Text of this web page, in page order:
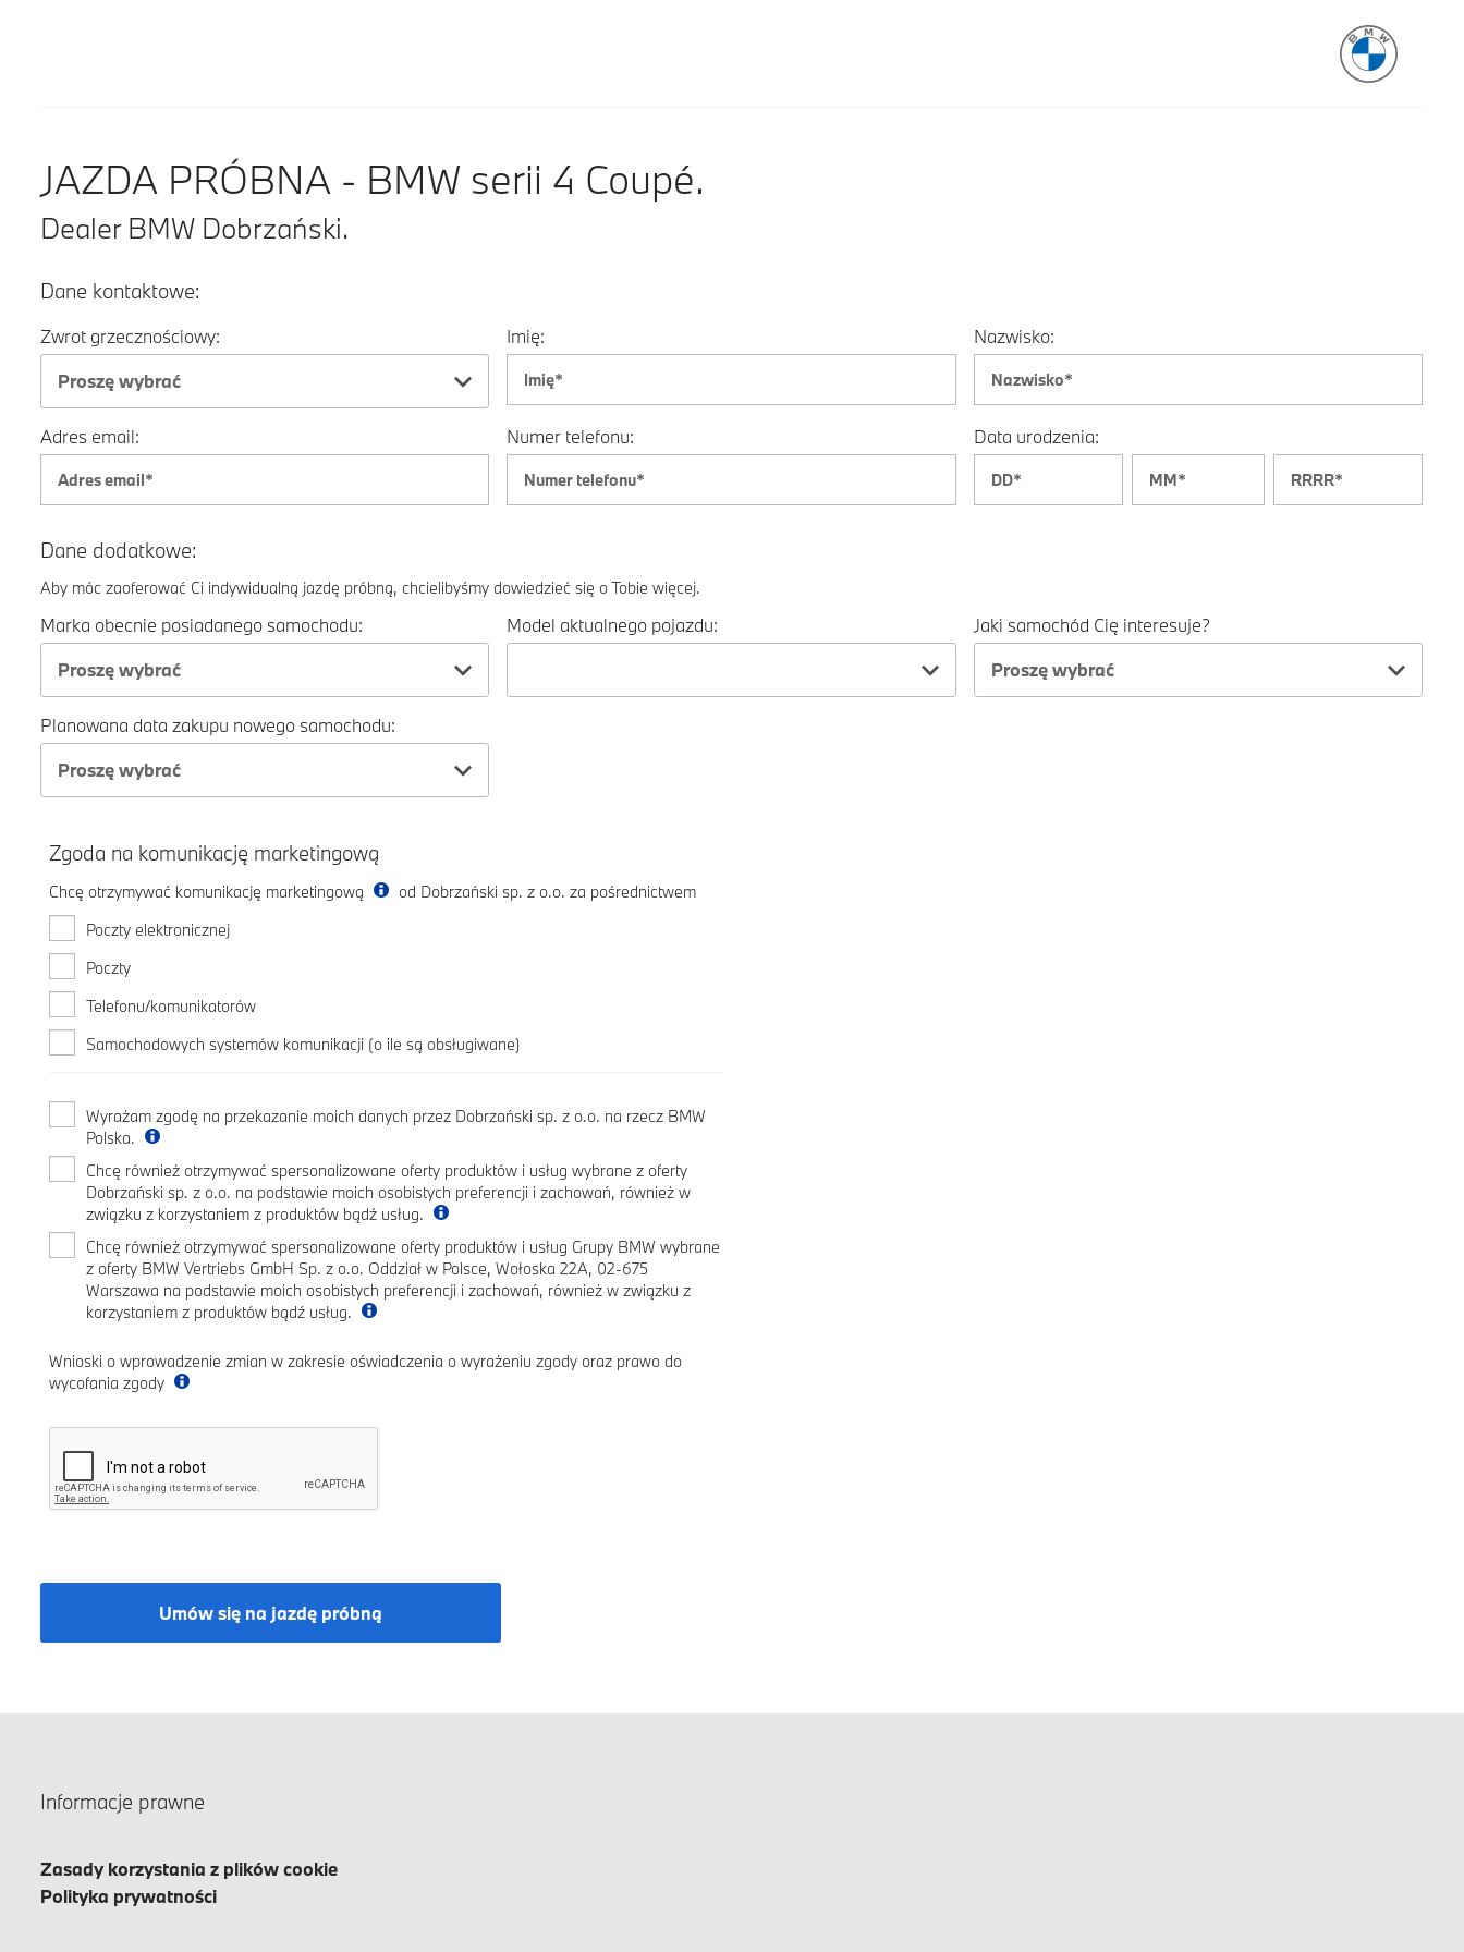
JAZDA PRÓBNA - BMW serii 4 Coupé.
Dealer BMW Dobrzański.
Dane kontaktowe:
Zwrot grzecznościowy:
Proszę wybrać
Imię: Nazwisko:
Adres email: Numer telefonu: Data urodzenia:
Dane dodatkowe:
Aby móc zaoferować Ci indywidualną jazdę próbną, chcielibyśmy dowiedzieć się o Tobie więcej.
Marka obecnie posiadanego samochodu:
Proszę wybrać
Model aktualnego pojazdu:
Jaki samochód Cię interesuje?
Proszę wybrać
Planowana data zakupu nowego samochodu:
Proszę wybrać
Zgoda na komunikację marketingową
Chcę otrzymywać komunikację marketingową
od Dobrzański sp. z o.o. za pośrednictwem
Poczty elektronicznej
Poczty
Telefonu/komunikatorów
Samochodowych systemów komunikacji (o ile są obsługiwane)
Wyrażam zgodę na przekazanie moich danych przez Dobrzański sp. z o.o. na rzecz BMW
Polska.
Chcę również otrzymywać spersonalizowane oferty produktów i usług wybrane z oferty
Dobrzański sp. z o.o. na podstawie moich osobistych preferencji i zachowań, również w
związku z korzystaniem z produktów bądź usług.
Chcę również otrzymywać spersonalizowane oferty produktów i usług Grupy BMW wybrane
z oferty BMW Vertriebs GmbH Sp. z o.o. Oddział w Polsce, Wołoska 22A, 02-675
Warszawa na podstawie moich osobistych preferencji i zachowań, również w związku z
korzystaniem z produktów bądź usług.
Wnioski o wprowadzenie zmian w zakresie oświadczenia o wyrażeniu zgody oraz prawo do
wycofania zgody
Umów się na jazdę próbną
Informacje prawne
Zasady korzystania z plików cookie
Polityka prywatności